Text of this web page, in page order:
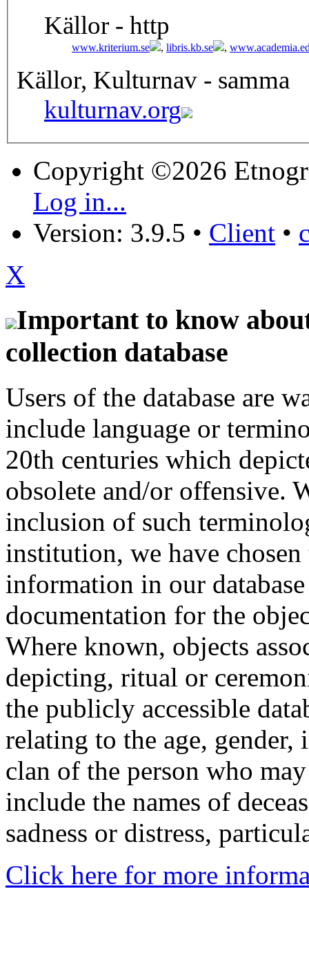
Källor - http
www.kriterium.se , libris.kb.se ,
Källor, Kulturnav - samma
kulturnav.org
Copyright ©2026
Log in...
Version: 3.9.5 • Client •
X
Important to know
collection database
Users of the database are
include language or
20th centuries which
obsolete and/or offensive.
inclusion of such
institution, we have
information in our
documentation for the
Where known, objects
depicting, ritual or
the publicly accessible
relating to the age,
clan of the person who
include the names of
sadness or distress,
Click here for more